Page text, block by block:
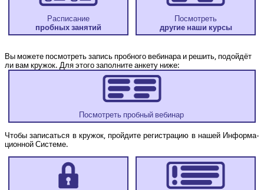
Расписание
проб­ных занятий
Посмотреть
дру­гие наши курсы
Вы може­те посмот­реть запись проб­но­го веби­на­ра и решить, подой­дёт
ли вам кру­жок. Для это­го запол­ни­те анке­ту ниже:
Посмот­реть проб­ный вебинар
Что­бы запи­сать­ся в кру­жок, прой­ди­те реги­стра­цию в нашей Инфор­ма­
ци­он­ной Системе.